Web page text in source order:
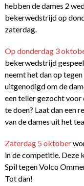
hebben de dames 2
bekerwedstrijd op
zaterdag.
Op donderdag 3
bekerwedstrijd
neemt het dan op
uitgenodigd om de
een teller gezocht
te doen? Laat dan een
van de dames uit het
Zaterdag 5 oktober
in de competitie. Deze
Spil tegen Volco
Tot dan!